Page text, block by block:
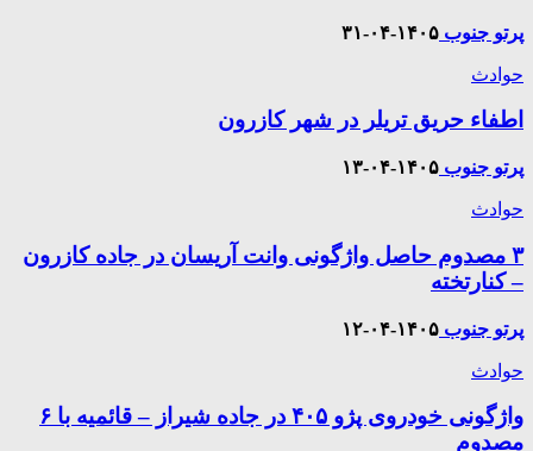
پرتو جنوب ۱۴۰۵-۰۴-۳۱
حوادث
اطفاء حریق تریلر در شهر کازرون
پرتو جنوب ۱۴۰۵-۰۴-۱۳
حوادث
۳ مصدوم حاصل واژگونی وانت آریسان در جاده کازرون
– کنارتخته
پرتو جنوب ۱۴۰۵-۰۴-۱۲
حوادث
واژگونی خودروی پژو ۴۰۵ در جاده شیراز – قائمیه با ۶
مصدوم